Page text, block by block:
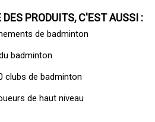
PRODUITS, C'EST AUSSI :
de badminton
badminton
clubs de badminton
de haut niveau